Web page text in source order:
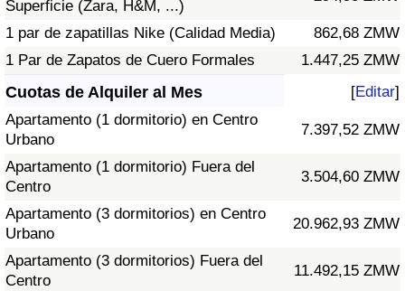
Superficie (Zara, H&M, ...)
1 par de zapatillas Nike (Calidad Media)
862,68 ZMW
1 Par de Zapatos de Cuero Formales
1.447,25 ZMW
Cuotas de Alquiler al Mes [Editar]
Apartamento (1 dormitorio) en Centro
Urbano
7.397,52 ZMW
Apartamento (1 dormitorio) Fuera del
Centro
3.504,60 ZMW
Apartamento (3 dormitorios) en Centro
Urbano
20.962,93 ZMW
Apartamento (3 dormitorios) Fuera del
Centro
11.492,15 ZMW